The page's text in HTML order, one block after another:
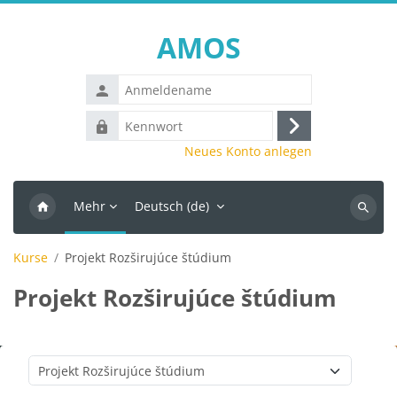
AMOS
Anmeldename
Kennwort
Anmelden
Neues Konto anlegen
Mehr Deutsch ‎(de)‎
Kurse
suchen
Kurse Projekt Rozširujúce štúdium
Projekt Rozširujúce štúdium
Kursbereiche